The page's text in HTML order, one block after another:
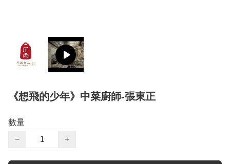
《想飛的少年》中菜廚師-張東正
數量
−
+